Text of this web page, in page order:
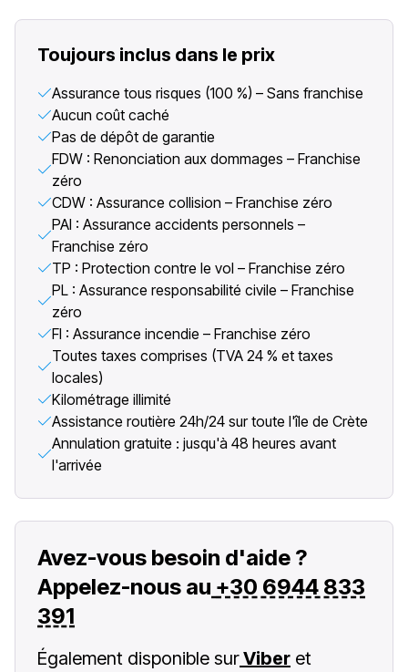
Toujours inclus dans le prix
Assurance tous risques (100 %) – Sans franchise
Aucun coût caché
Pas de dépôt de garantie
FDW : Renonciation aux dommages – Franchise
zéro
CDW : Assurance collision – Franchise zéro
PAI : Assurance accidents personnels –
Franchise zéro
TP : Protection contre le vol – Franchise zéro
PL : Assurance responsabilité civile – Franchise
zéro
FI : Assurance incendie – Franchise zéro
Toutes taxes comprises (TVA 24 % et taxes
locales)
Kilométrage illimité
Assistance routière 24h/24 sur toute l'île de Crète
Annulation gratuite : jusqu'à 48 heures avant
l'arrivée
Avez-vous besoin d'aide ?
Appelez-nous au +30 6944 833
391
Également disponible surViber et